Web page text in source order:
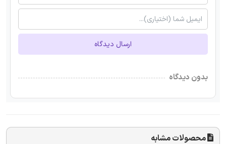
ارسال دیدگاه
بدون دیدگاه
محصولات مشابه